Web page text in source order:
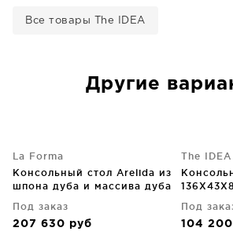
Все товары The IDEA
Другие
La Forma
Консольный стол Arelida из
шпона дуба и массива дуба
112X80 CM
Под заказ
207 630 руб
The IDEA
Под
104 200